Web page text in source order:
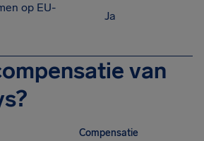
op EU-
Ja
van
Compensatie